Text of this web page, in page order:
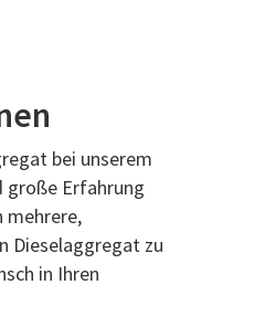
bei unserem
große Erfahrung
mehrere,
Dieselaggregat zu
in Ihren